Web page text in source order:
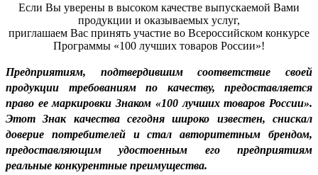
Если Вы уверены в высоком качестве выпускаемой Вами
продукции и оказываемых услуг,
приглашаем Вас принять участие во Всероссийском конкурсе
Программы «100 лучших товаров России»!
Предприятиям, подтвердившим соответствие своей
продукции требованиям по качеству, предоставляется
право ее маркировки Знаком «100 лучших товаров России».
Этот Знак качества сегодня широко известен, снискал
доверие потребителей и стал авторитетным брендом,
предоставляющим удостоенным его предприятиям
реальные конкурентные преимущества.